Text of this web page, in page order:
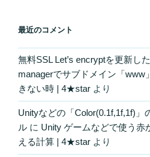
最近のコメント
無料SSL Let’s encryptを更新し
managerでサブドメイン「www
きない時 | 4★star より
Unityなどの「Color(0.1f,1f,1f)」
ル に Unity ゲームなどで使う赤
える計算 | 4★star より